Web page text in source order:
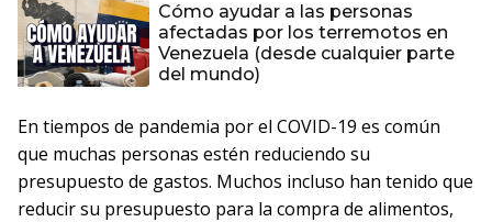
Cómo ayudar a las personas
afectadas por los terremotos en
Venezuela (desde cualquier parte
del mundo)
En tiempos de pandemia por el COVID-19 es común
que muchas personas estén reduciendo su
presupuesto de gastos. Muchos incluso han tenido que
reducir su presupuesto para la compra de alimentos,